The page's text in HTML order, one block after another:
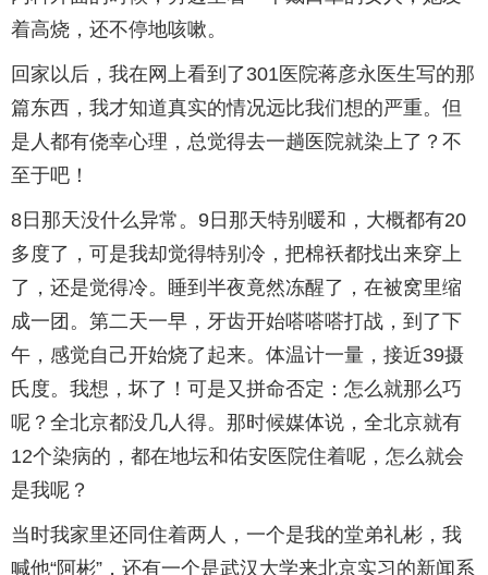
着高烧，还不停地咳嗽。
回家以后，我在网上看到了301医院蒋彦永医生写的那
篇东西，我才知道真实的情况远比我们想的严重。但
是人都有侥幸心理，总觉得去一趟医院就染上了？不
至于吧！
8日那天没什么异常。9日那天特别暖和，大概都有20
多度了，可是我却觉得特别冷，把棉袄都找出来穿上
了，还是觉得冷。睡到半夜竟然冻醒了，在被窝里缩
成一团。第二天一早，牙齿开始嗒嗒嗒打战，到了下
午，感觉自己开始烧了起来。体温计一量，接近39摄
氏度。我想，坏了！可是又拼命否定：怎么就那么巧
呢？全北京都没几人得。那时候媒体说，全北京就有
12个染病的，都在地坛和佑安医院住着呢，怎么就会
是我呢？
当时我家里还同住着两人，一个是我的堂弟礼彬，我
喊他“阿彬”，还有一个是武汉大学来北京实习的新闻系